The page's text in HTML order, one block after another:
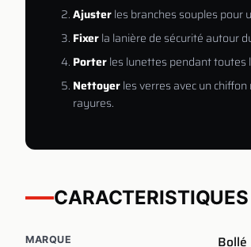
Ajusterles branches souples pour
Fixerla lanière de sécurité autour
Porterles lunettes pendant toutes
Nettoyerles verres avec un
rayures.
MARQUE Bollé